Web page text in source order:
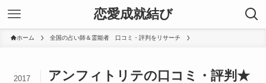
恋愛成就結び
ホーム 全国の占い師＆霊能者 口コミ・評判をリサーチ
アンフィトリテの口コミ・評判★
2017